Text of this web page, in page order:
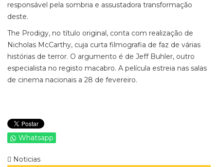
responsável pela sombria e assustadora transformação
deste.
The Prodigy, no título original, conta com realização de
Nicholas McCarthy, cuja curta filmografia de faz de várias
histórias de terror. O argumento é de Jeff Buhler, outro
especialista no registo macabro. A película estreia nas salas
de cinema nacionais a 28 de fevereiro.
Whatsapp
Noticias